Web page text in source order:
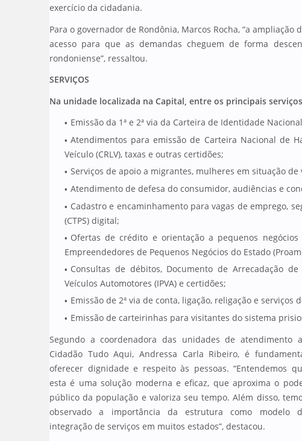
exercício da cidadania.
Para o governador de Rondônia, Marcos Rocha, “a
acesso para que as demandas cheguem de forma
rondoniense”, ressaltou.
SERVIÇOS
Na unidade localizada na Capital, entre os principais
Emissão da 1ª e 2ª via da Carteira de Identidade
Atendimentos para emissão de Carteira Nacional de
Veículo (CRLV), taxas e outras certidões;
Serviços de apoio a migrantes, mulheres em situação
Atendimento de defesa do consumidor, audiências e
Cadastro e encaminhamento para vagas de emprego,
(CTPS) digital;
Ofertas de crédito e orientação a pequenos
Empreendedores de Pequenos Negócios do Estado
Consultas de débitos, Documento de Arrecadação
Veículos Automotores (IPVA) e certidões;
Emissão de 2ª via de conta, ligação, religação e serviços
Emissão de carteirinhas para visitantes do sistema
Segundo a coordenadora das unidades de atendimento
Cidadão Tudo Aqui, Andressa Carla Ribeiro, é
oferecer dignidade e respeito às pessoas. “Entendemos
esta é uma solução moderna e eficaz, que aproxima o
público da população e valoriza seu tempo. Além disso,
observado a importância da estrutura como modelo
integração de serviços em muitos estados”, destacou.